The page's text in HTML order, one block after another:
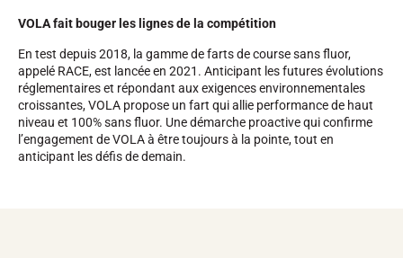
VOLA fait bouger les lignes de la compétition
En test depuis 2018, la gamme de farts de course sans fluor,
appelé RACE, est lancée en 2021. Anticipant les futures évolutions
réglementaires et répondant aux exigences environnementales
croissantes, VOLA propose un fart qui allie performance de haut
niveau et 100% sans fluor. Une démarche proactive qui confirme
l’engagement de VOLA à être toujours à la pointe, tout en
anticipant les défis de demain.